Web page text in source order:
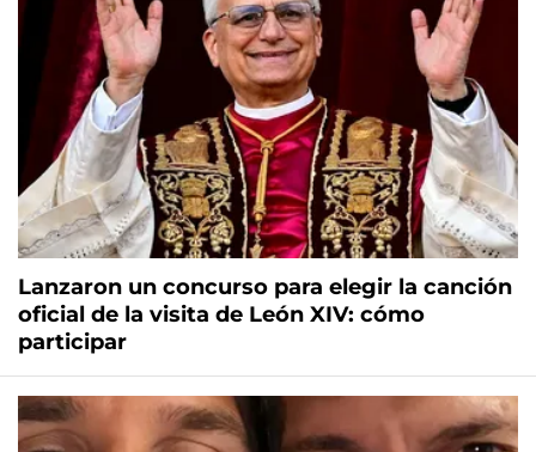
Lanzaron un concurso para elegir la canción
oficial de la visita de León XIV: cómo
participar